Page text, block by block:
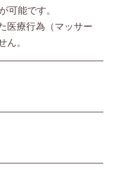
可能です。
医療行為（マッサー
ん。